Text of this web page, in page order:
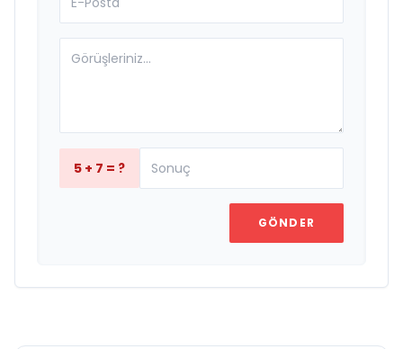
5 + 7 = ?
GÖNDER